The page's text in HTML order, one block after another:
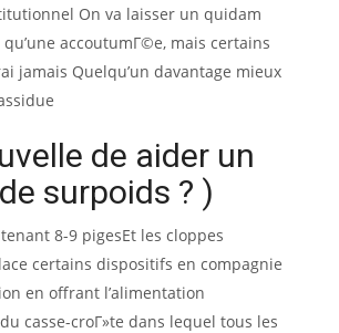
On va laisser un quidam
accoutumГ©e, mais certains
jamais Quelqu’un davantage mieux
de aider un
surpoids ? )
8-9 pigesEt les cloppes
certains dispositifs en compagnie
en offrant l’alimentation
casse-croГ»te dans lequel tous les